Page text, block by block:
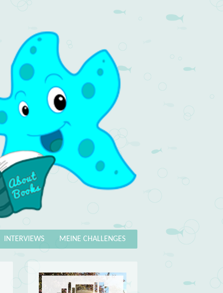
MEINE CHALLENGES
INTERVIEWS